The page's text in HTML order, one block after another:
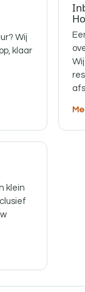
Wij
klaar
klein